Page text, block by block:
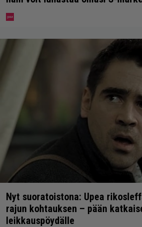
Nyt suoratoistona: Upea
rajun kohtauksen – pään
leikkauspöydälle